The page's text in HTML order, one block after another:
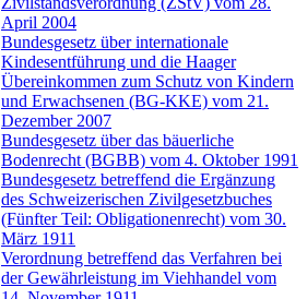
April 2004
Bundesgesetz über internationale
Kindesentführung und die Haager
Übereinkommen zum Schutz von Kindern
und Erwachsenen (BG-KKE) vom 21.
Dezember 2007
Bundesgesetz über das bäuerliche
Bodenrecht (BGBB) vom 4. Oktober 1991
Bundesgesetz betreffend die Ergänzung
des Schweizerischen Zivilgesetzbuches
(Fünfter Teil: Obligationenrecht) vom 30.
März 1911
Verordnung betreffend das Verfahren bei
der Gewährleistung im Viehhandel vom